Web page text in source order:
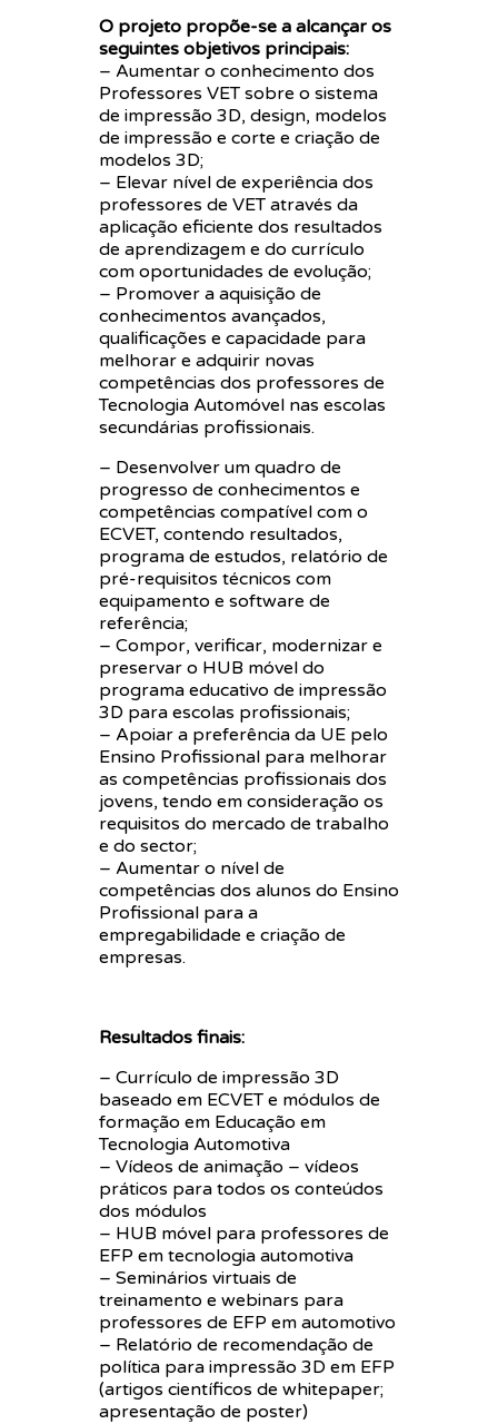
O projeto propõe-se a alcançar os
seguintes objetivos principais:
– Aumentar o conhecimento dos
Professores VET sobre o sistema
de impressão 3D, design, modelos
de impressão e corte e criação de
modelos 3D;
– Elevar nível de experiência dos
professores de VET através da
aplicação eficiente dos resultados
de aprendizagem e do currículo
com oportunidades de evolução;
– Promover a aquisição de
conhecimentos avançados,
qualificações e capacidade para
melhorar e adquirir novas
competências dos professores de
Tecnologia Automóvel nas escolas
secundárias profissionais.
– Desenvolver um quadro de
progresso de conhecimentos e
competências compatível com o
ECVET, contendo resultados,
programa de estudos, relatório de
pré-requisitos técnicos com
equipamento e software de
referência;
– Compor, verificar, modernizar e
preservar o HUB móvel do
programa educativo de impressão
3D para escolas profissionais;
– Apoiar a preferência da UE pelo
Ensino Profissional para melhorar
as competências profissionais dos
jovens, tendo em consideração os
requisitos do mercado de trabalho
e do sector;
– Aumentar o nível de
competências dos alunos do Ensino
Profissional para a
empregabilidade e criação de
empresas.
Resultados finais:
– Currículo de impressão 3D
baseado em ECVET e módulos de
formação em Educação em
Tecnologia Automotiva
– Vídeos de animação – vídeos
práticos para todos os conteúdos
dos módulos
– HUB móvel para professores de
EFP em tecnologia automotiva
– Seminários virtuais de
treinamento e webinars para
professores de EFP em automotivo
– Relatório de recomendação de
política para impressão 3D em EFP
(artigos científicos de whitepaper;
apresentação de poster)